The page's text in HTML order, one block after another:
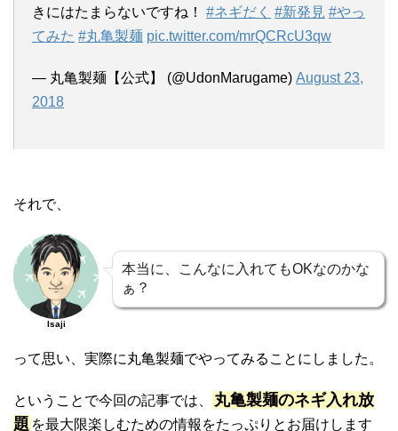
きにはたまらないですね！ #ネギだく #新発見 #やっ
てみた #丸亀製麺 pic.twitter.com/mrQCRcU3qw
— 丸亀製麺【公式】 (@UdonMarugame) August 23,
2018
それで、
Isaji
本当に、こんなに入れてもOKなのかな
ぁ？
って思い、実際に丸亀製麺でやってみることにしました。
ということで今回の記事では、
丸亀製麺のネギ入れ放
題 を最大限楽しむための情報をたっぷりとお届けします